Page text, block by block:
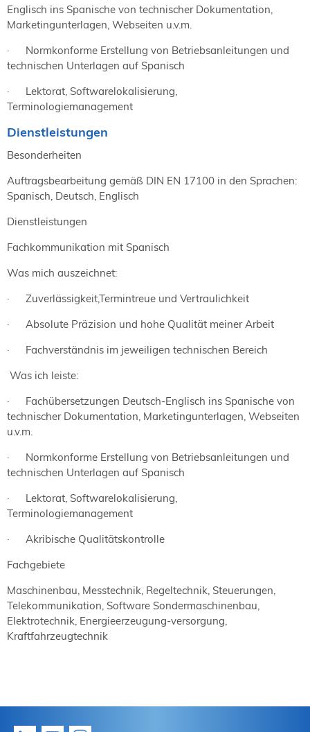
Englisch ins Spanische von technischer Dokumentation,
Marketingunterlagen, Webseiten u.v.m.
· Normkonforme Erstellung von Betriebsanleitungen und
technischen Unterlagen auf Spanisch
· Lektorat, Softwarelokalisierung,
Terminologiemanagement
Dienstleistungen
Besonderheiten
Auftragsbearbeitung gemäß DIN EN 17100 in den Sprachen:
Spanisch, Deutsch, Englisch
Dienstleistungen
Fachkommunikation mit Spanisch
Was mich auszeichnet:
· Zuverlässigkeit,Termintreue und Vertraulichkeit
· Absolute Präzision und hohe Qualität meiner Arbeit
· Fachverständnis im jeweiligen technischen Bereich
Was ich leiste:
· Fachübersetzungen Deutsch-Englisch ins Spanische von
technischer Dokumentation, Marketingunterlagen, Webseiten
u.v.m.
· Normkonforme Erstellung von Betriebsanleitungen und
technischen Unterlagen auf Spanisch
· Lektorat, Softwarelokalisierung,
Terminologiemanagement
· Akribische Qualitätskontrolle
Fachgebiete
Maschinenbau, Messtechnik, Regeltechnik, Steuerungen,
Telekommunikation, Software Sondermaschinenbau,
Elektrotechnik, Energieerzeugung-versorgung,
Kraftfahrzeugtechnik